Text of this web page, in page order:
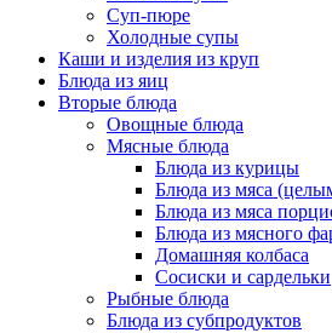
Суп-пюре
Холодные супы
Каши и изделия из круп
Блюда из яиц
Вторые блюда
Овощные блюда
Мясные блюда
Блюда из курицы
Блюда из мяса
Блюда из мяса
Блюда из мясного
Домашняя колбаса
Сосиски и сардельки
Рыбные блюда
Блюда из субпродуктов